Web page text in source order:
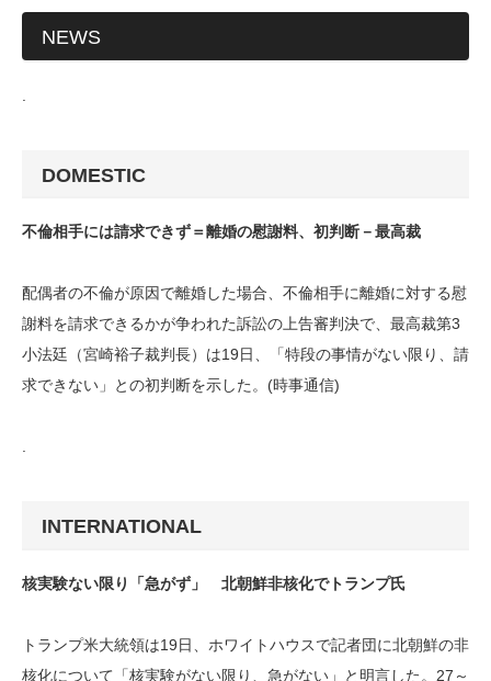
NEWS
DOMESTIC
不倫相手には請求できず＝離婚の慰謝料、初判断－最高裁
配偶者の不倫が原因で離婚した場合、不倫相手に離婚に対する慰
謝料を請求できるかが争われた訴訟の上告審判決で、最高裁第3
小法廷（宮崎裕子裁判長）は19日、「特段の事情がない限り、請
求できない」との初判断を示した。(時事通信)
.
INTERNATIONAL
核実験ない限り「急がず」 北朝鮮非核化でトランプ氏
トランプ米大統領は19日、ホワイトハウスで記者団に北朝鮮の非
核化について「核実験がない限り、急がない」と明言した。27～